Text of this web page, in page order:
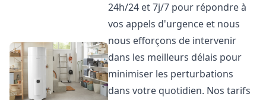
24h/24 et 7j/7 pour répondre à
vos appels d'urgence et nous
nous efforçons de intervenir
dans les meilleurs délais pour
minimiser les perturbations
dans votre quotidien. Nos tarifs